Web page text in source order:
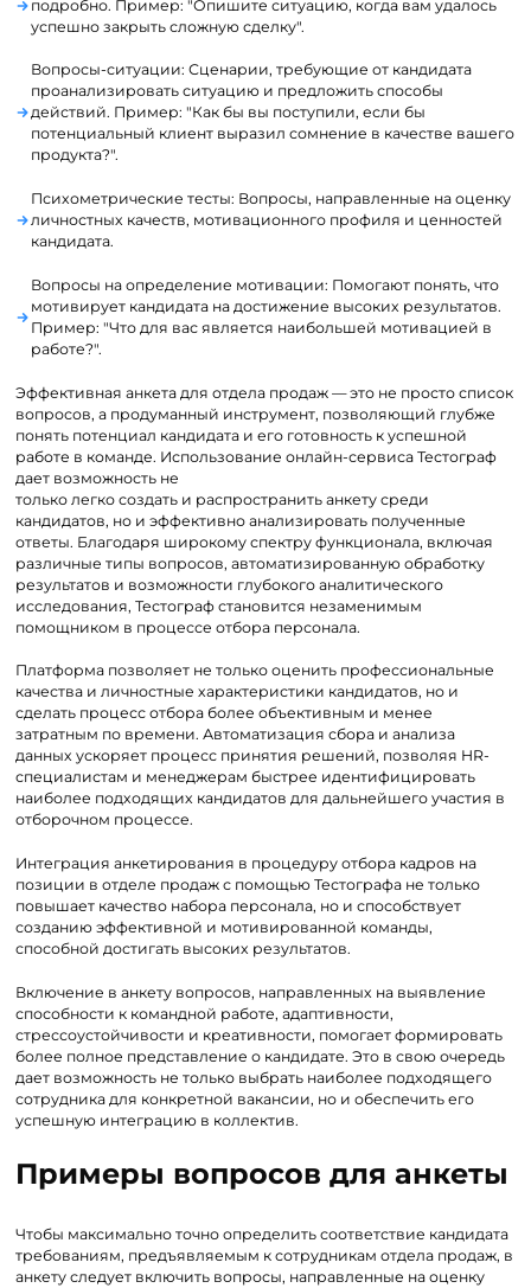
подробно. Пример: "Опишите ситуацию, когда вам удалось
успешно закрыть сложную сделку".
Вопросы-ситуации: Сценарии, требующие от кандидата
проанализировать ситуацию и предложить способы
действий. Пример: "Как бы вы поступили, если бы
потенциальный клиент выразил сомнение в качестве вашего
продукта?".
Психометрические тесты: Вопросы, направленные на оценку
личностных качеств, мотивационного профиля и ценностей
кандидата.
Вопросы на определение мотивации: Помогают понять, что
мотивирует кандидата на достижение высоких результатов.
Пример: "Что для вас является наибольшей мотивацией в
работе?".
Эффективная анкета для отдела продаж — это не просто список
вопросов, а продуманный инструмент, позволяющий глубже
понять потенциал кандидата и его готовность к успешной
работе в команде. Использование онлайн-сервиса Тестограф
дает возможность не
только легко создать и распространить анкету среди
кандидатов, но и эффективно анализировать полученные
ответы. Благодаря широкому спектру функционала, включая
различные типы вопросов, автоматизированную обработку
результатов и возможности глубокого аналитического
исследования, Тестограф становится незаменимым
помощником в процессе отбора персонала.
Платформа позволяет не только оценить профессиональные
качества и личностные характеристики кандидатов, но и
сделать процесс отбора более объективным и менее
затратным по времени. Автоматизация сбора и анализа
данных ускоряет процесс принятия решений, позволяя HR-
специалистам и менеджерам быстрее идентифицировать
наиболее подходящих кандидатов для дальнейшего участия в
отборочном процессе.
Интеграция анкетирования в процедуру отбора кадров на
позиции в отделе продаж с помощью Тестографа не только
повышает качество набора персонала, но и способствует
созданию эффективной и мотивированной команды,
способной достигать высоких результатов.
Включение в анкету вопросов, направленных на выявление
способности к командной работе, адаптивности,
стрессоустойчивости и креативности, помогает формировать
более полное представление о кандидате. Это в свою очередь
дает возможность не только выбрать наиболее подходящего
сотрудника для конкретной вакансии, но и обеспечить его
успешную интеграцию в коллектив.
Примеры вопросов для анкеты
Чтобы максимально точно определить соответствие кандидата
требованиям, предъявляемым к сотрудникам отдела продаж, в
анкету следует включить вопросы, направленные на оценку